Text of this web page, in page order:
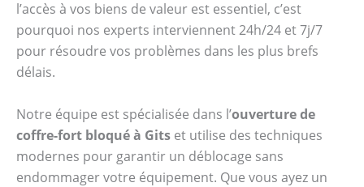
l’accès à vos biens de valeur est essentiel, c’est
pourquoi nos experts interviennent 24h/24 et 7j/7
pour résoudre vos problèmes dans les plus brefs
délais.
Notre équipe est spécialisée dans l’ouverture de
coffre-fort bloqué à Gits et utilise des techniques
modernes pour garantir un déblocage sans
endommager votre équipement. Que vous ayez un